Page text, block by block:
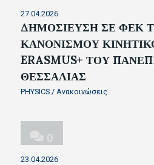
27.04.2026
ΔΗΜΟΣΙΕΥΣΗ ΣΕ ΦΕΚ
ΚΑΝΟΝΙΣΜΟΥ
ERASMUS+ ΤΟΥ
ΘΕΣΣΑΛΙΑΣ
PHYSICS / Ανακοινώσεις
0
23.04.2026